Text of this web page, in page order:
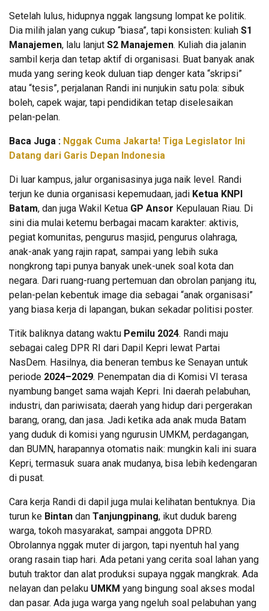
Setelah lulus, hidupnya nggak langsung lompat ke politik.
Dia milih jalan yang cukup “biasa”, tapi konsisten: kuliah S1
Manajemen, lalu lanjut S2 Manajemen. Kuliah dia jalanin
sambil kerja dan tetap aktif di organisasi. Buat banyak anak
muda yang sering keok duluan tiap denger kata “skripsi”
atau “tesis”, perjalanan Randi ini nunjukin satu pola: sibuk
boleh, capek wajar, tapi pendidikan tetap diselesaikan
pelan-pelan.
Baca Juga : Nggak Cuma Jakarta! Tiga Legislator Ini
Datang dari Garis Depan Indonesia
Di luar kampus, jalur organisasinya juga naik level. Randi
terjun ke dunia organisasi kepemudaan, jadi Ketua KNPI
Batam, dan juga Wakil Ketua GP Ansor Kepulauan Riau. Di
sini dia mulai ketemu berbagai macam karakter: aktivis,
pegiat komunitas, pengurus masjid, pengurus olahraga,
anak-anak yang rajin rapat, sampai yang lebih suka
nongkrong tapi punya banyak unek-unek soal kota dan
negara. Dari ruang-ruang pertemuan dan obrolan panjang itu,
pelan-pelan kebentuk image dia sebagai “anak organisasi”
yang biasa kerja di lapangan, bukan sekadar politisi poster.
Titik baliknya datang waktu Pemilu 2024. Randi maju
sebagai caleg DPR RI dari Dapil Kepri lewat Partai
NasDem. Hasilnya, dia beneran tembus ke Senayan untuk
periode 2024–2029. Penempatan dia di Komisi VI terasa
nyambung banget sama wajah Kepri. Ini daerah pelabuhan,
industri, dan pariwisata; daerah yang hidup dari pergerakan
barang, orang, dan jasa. Jadi ketika ada anak muda Batam
yang duduk di komisi yang ngurusin UMKM, perdagangan,
dan BUMN, harapannya otomatis naik: mungkin kali ini suara
Kepri, termasuk suara anak mudanya, bisa lebih kedengaran
di pusat.
Cara kerja Randi di dapil juga mulai kelihatan bentuknya. Dia
turun ke Bintan dan Tanjungpinang, ikut duduk bareng
warga, tokoh masyarakat, sampai anggota DPRD.
Obrolannya nggak muter di jargon, tapi nyentuh hal yang
orang rasain tiap hari. Ada petani yang cerita soal lahan yang
butuh traktor dan alat produksi supaya nggak mangkrak. Ada
nelayan dan pelaku UMKM yang bingung soal akses modal
dan pasar. Ada juga warga yang ngeluh soal pelabuhan yang